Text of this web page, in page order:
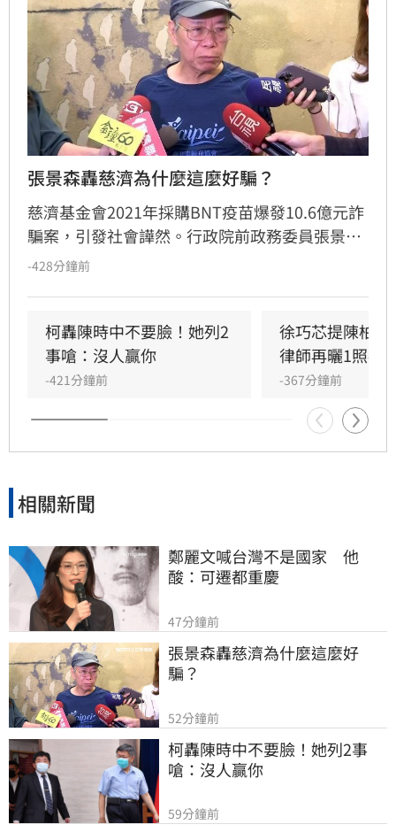
張景森轟慈濟為什麼這麼好騙？
慈濟基金會2021年採購BNT疫苗爆發10.6億元詐
騙案，引發社會譁然。行政院前政務委員張景森
公開砲轟執行長顏博文企圖掩蓋事實，要求其立
批「為何這麼好騙」。他呼籲慈濟董事會應成立
外部獨立調查小組，全面徹查決策流程並揪出失
職者。此事件不僅重創慈濟信譽，更引發外界對
於公益資產管理透明度的強烈關注。唯有透過公
開透明的調查與
-428分鐘前
柯轟陳時中不要臉！她列2
事嗆：沒人贏你
-421分鐘前
徐巧芯提陳柏
律師再曬1照補
-367分鐘前
相關新聞
鄭麗文喊台灣不是國家　他
酸：可遷都重慶
47分鐘前
張景森轟慈濟為什麼這麼好
騙？
52分鐘前
柯轟陳時中不要臉！她列2事
嗆：沒人贏你
59分鐘前